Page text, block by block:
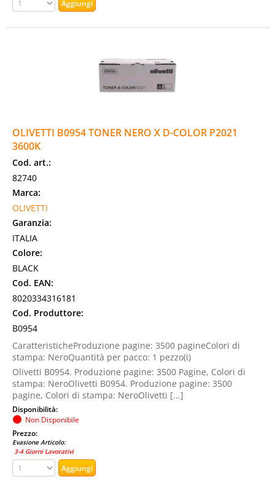
OLIVETTI B0954 TONER NERO X D-COLOR P2021
3600K
Cod. art.:
82740
Marca:
OLIVETTI
Garanzia:
ITALIA
Colore:
BLACK
Cod. EAN:
8020334316181
Cod. Produttore:
B0954
CaratteristicheProduzione pagine: 3500 pagineColori di
stampa: NeroQuantità per pacco: 1 pezzo(i)
Olivetti B0954. Produzione pagine: 3500 Pagine, Colori di
stampa: NeroOlivetti B0954. Produzione pagine: 3500
pagine, Colori di stampa: NeroOlivetti [...]
Disponibilità:
Non Disponibile
Prezzo:
Evasione Articolo:
3-4 Giorni Lavorativi